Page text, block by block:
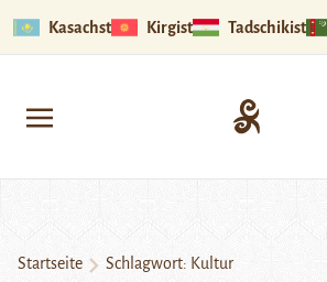
Kasachstan Kirgistan Tadschikistan
Startseite Schlagwort: Kultur